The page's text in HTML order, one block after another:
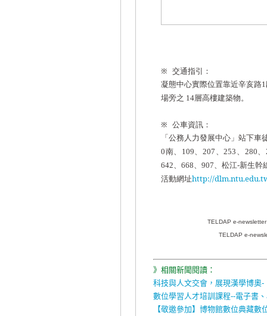
※ 交通指引：
凝態中心實際位置靠近辛亥路1
場旁之 14層高樓建築物。
※ 公車資訊：
「公務人力發展中心」站下車
0南、 109、207 、253 、 280、
642、 668、 907、松江-新生幹
活動網址http://
TELDAP e-
TELDAP e-
》相關新聞閱讀：
科技與人文交會，展現漢學博
數位學習人才培訓課程--電子書
【敬邀參加】博物館數位典藏數